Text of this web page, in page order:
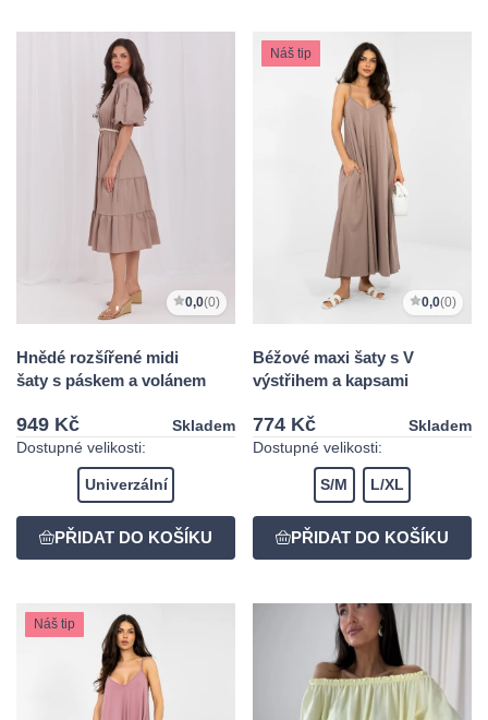
0,0(0)
Hnědé rozšířené midi
šaty s páskem a volánem
949 Kč
Skladem
Dostupné velikosti:
Univerzální
Náš tip
0,0(0)
Béžové maxi šaty s V
výstřihem a kapsami
774 Kč
Skladem
Dostupné velikosti:
S/M L/XL
Náš tip